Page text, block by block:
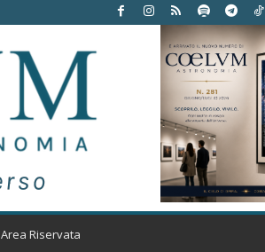
Area Riservata